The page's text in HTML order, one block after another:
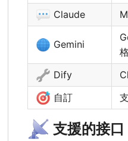
💬 Claude
🌐 Gemini
🔧 Dify
🎯 自訂
📡 支援的接口